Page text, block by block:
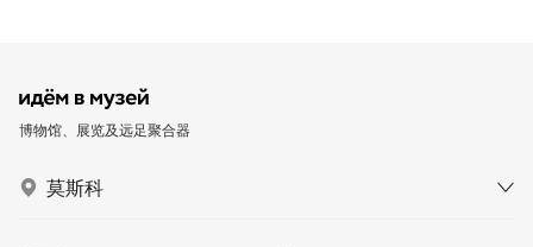
博物馆、展览及远足聚合器
莫斯科